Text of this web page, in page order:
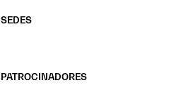
SEDES
PATROCINADORES